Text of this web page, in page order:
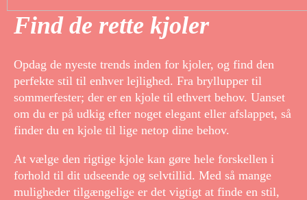
Find de rette kjoler
Opdag de nyeste trends inden for kjoler, og find den
perfekte stil til enhver lejlighed. Fra bryllupper til
sommerfester; der er en kjole til ethvert behov. Uanset
om du er på udkig efter noget elegant eller afslappet, så
finder du en kjole til lige netop dine behov.
At vælge den rigtige kjole kan gøre hele forskellen i
forhold til dit udseende og selvtillid. Med så mange
muligheder tilgængelige er det vigtigt at finde en stil,